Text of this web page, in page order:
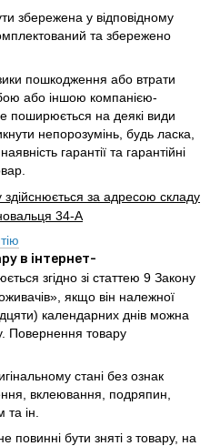
збережена у відповідному
та збережено
пошкодження або втрати
або іншою компанією-
поширюється на деякі види
непорозумінь, будь ласка,
гарантії та гарантійні
здійснюється за адресою складу
34-А
в інтернет-
згідно зі статтею 9 Закону
якщо він належної
календарних днів можна
Повернення товару
стані без ознак
вклеювання, подряпин,
ін.
повинні бути зняті з товару, на